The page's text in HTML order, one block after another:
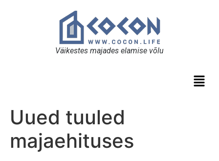
Väikestes majades elamise võlu
Uued tuuled
majaehituses